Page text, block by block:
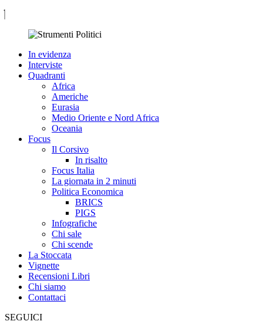
In evidenza
Interviste
Quadranti
Africa
Americhe
Eurasia
Medio Oriente e Nord Africa
Oceania
Focus
Il Corsivo
In risalto
Focus Italia
La giornata in 2 minuti
Politica Economica
BRICS
PIGS
Infografiche
Chi sale
Chi scende
La Stoccata
Vignette
Recensioni Libri
Chi siamo
Contattaci
SEGUICI